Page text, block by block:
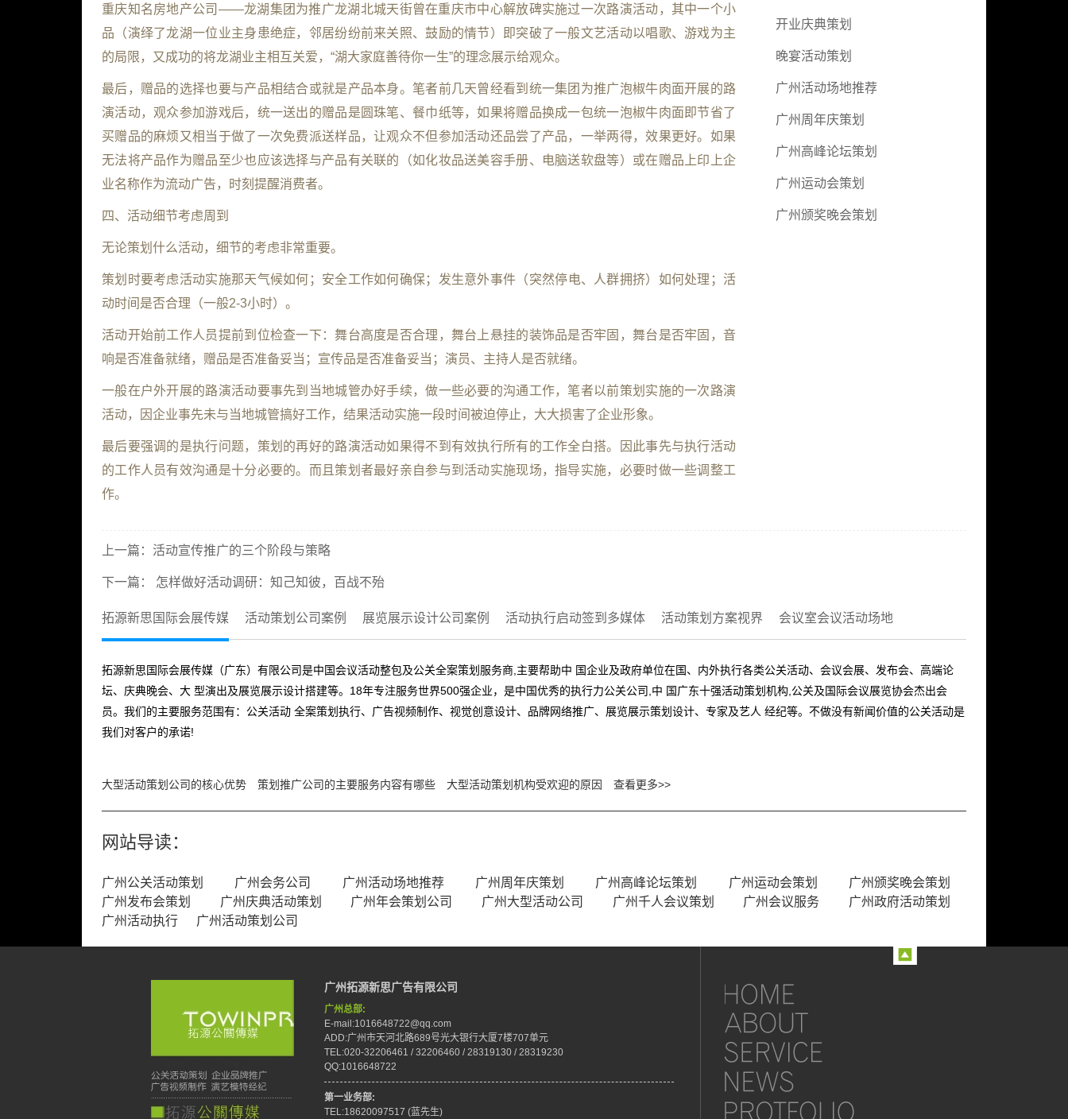
重庆知名房地产公司——龙湖集团为推广龙湖北城天街曾在重庆市中心解放碑实施过一次路演活动，其中一个小
品（演绎了龙湖一位业主身患绝症，邻居纷纷前来关照、鼓励的情节）即突破了一般文艺活动以唱歌、游戏为主
的局限，又成功的将龙湖业主相互关爱，“湖大家庭善待你一生”的理念展示给观众。
最后，赠品的选择也要与产品相结合或就是产品本身。笔者前几天曾经看到统一集团为推广泡椒牛肉面开展的路
演活动，观众参加游戏后，统一送出的赠品是圆珠笔、餐巾纸等，如果将赠品换成一包统一泡椒牛肉面即节省了
买赠品的麻烦又相当于做了一次免费派送样品，让观众不但参加活动还品尝了产品，一举两得，效果更好。如果
无法将产品作为赠品至少也应该选择与产品有关联的（如化妆品送美容手册、电脑送软盘等）或在赠品上印上企
业名称作为流动广告，时刻提醒消费者。
四、活动细节考虑周到
无论策划什么活动，细节的考虑非常重要。
策划时要考虑活动实施那天气候如何；安全工作如何确保；发生意外事件（突然停电、人群拥挤）如何处理；活
动时间是否合理（一般2-3小时）。
活动开始前工作人员提前到位检查一下：舞台高度是否合理，舞台上悬挂的装饰品是否牢固，舞台是否牢固，音
响是否准备就绪，赠品是否准备妥当；宣传品是否准备妥当；演员、主持人是否就绪。
一般在户外开展的路演活动要事先到当地城管办好手续，做一些必要的沟通工作，笔者以前策划实施的一次路演
活动，因企业事先未与当地城管搞好工作，结果活动实施一段时间被迫停止，大大损害了企业形象。
最后要强调的是执行问题，策划的再好的路演活动如果得不到有效执行所有的工作全白搭。因此事先与执行活动
的工作人员有效沟通是十分必要的。而且策划者最好亲自参与到活动实施现场，指导实施，必要时做一些调整工
作。
开业庆典策划
晚宴活动策划
广州活动场地推荐
广州周年庆策划
广州高峰论坛策划
广州运动会策划
广州颁奖晚会策划
上一篇： 活动宣传推广的三个阶段与策略
下一篇： 怎样做好活动调研：知己知彼，百战不殆
拓源新思国际会展传媒 活动策划公司案例 展览展示设计公司案例 活动执行启动签到多媒体 活动策划方案视界 会议室会议活动场地
拓源新思国际会展传媒（广东）有限公司是中国会议活动整包及公关全案策划服务商,主要帮助中 国企业及政府单位在国、内外执行各类公关活动、会议会展、发布会、高端论
坛、庆典晚会、大 型演出及展览展示设计搭建等。18年专注服务世界500强企业，是中国优秀的执行力公关公司,中 国广东十强活动策划机构,公关及国际会议展览协会杰出会
员。我们的主要服务范围有：公关活动 全案策划执行、广告视频制作、视觉创意设计、品牌网络推广、展览展示策划设计、专家及艺人 经纪等。不做没有新闻价值的公关活动是
我们对客户的承诺!
大型活动策划公司的核心优势 策划推广公司的主要服务内容有哪些 大型活动策划机构受欢迎的原因 查看更多>>
网站导读：
广州公关活动策划 广州会务公司 广州活动场地推荐 广州周年庆策划 广州高峰论坛策划 广州运动会策划
广州颁奖晚会策划
广州发布会策划
广州庆典活动策划 广州年会策划公司 广州大型活动公司 广州千人会议策划 广州会议服务
广州政府活动策划
广州活动执行
广州活动策划公司
广州拓源新思广告有限公司
广州总部:
E-mail:1016648722@qq.com
ADD:广州市天河北路689号光大银行大厦7楼707单元
TEL:020-32206461 / 32206460 / 28319130 / 28319230
QQ:1016648722
第一业务部:
TEL:18620097517 (蓝先生)